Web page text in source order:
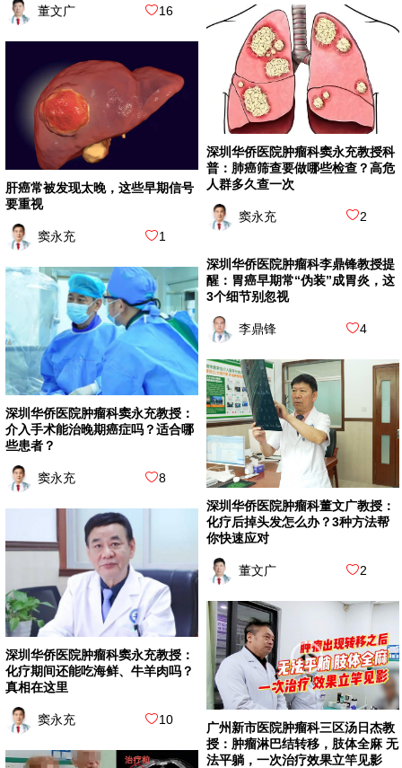
董文广 16
肝癌常被发现太晚，这些早期信号
要重视
窦永充 1
深圳华侨医院肿瘤科窦永充教授：
介入手术能治晚期癌症吗？适合哪
些患者？
窦永充 8
深圳华侨医院肿瘤科窦永充教授：
化疗期间还能吃海鲜、牛羊肉吗？
真相在这里
窦永充 10
深圳华侨医院肿瘤科窦永充教授科
普：肺癌筛查要做哪些检查？高危
人群多久查一次
窦永充 2
深圳华侨医院肿瘤科李鼎锋教授提
醒：胃癌早期常“伪装”成胃炎，这
3个细节别忽视
李鼎锋 4
深圳华侨医院肿瘤科董文广教授：
化疗后掉头发怎么办？3种方法帮
你快速应对
董文广 2
广州新市医院肿瘤科三区汤日杰教
授：肿瘤淋巴结转移，肢体全麻 无
法平躺，一次治疗效果立竿见影